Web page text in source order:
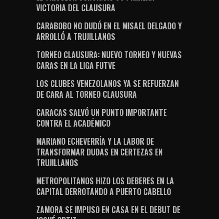
VICTORIA DEL CLAUSURA
CARABOBO NO DUDÓ EN EL MISAEL DELGADO Y
ARROLLÓ A TRUJILLANOS
TORNEO CLAUSURA: NUEVO TORNEO Y NUEVAS
CARAS EN LA LIGA FUTVE
LOS CLUBES VENEZOLANOS YA SE REFUERZAN
DE CARA AL TORNEO CLAUSURA
CARACAS SALVÓ UN PUNTO IMPORTANTE
CONTRA EL ACADÉMICO
MARIANO ECHEVERRÍA Y LA LABOR DE
TRANSFORMAR DUDAS EN CERTEZAS EN
TRUJILLANOS
METROPOLITANOS HIZO LOS DEBERES EN LA
CAPITAL DERROTANDO A PUERTO CABELLO
ZAMORA SE IMPUSO EN CASA EN EL DEBUT DE